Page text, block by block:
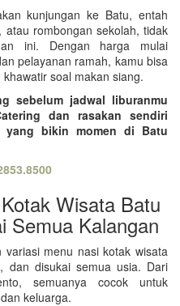
kunjungan ke Batu, entah
rombongan sekolah, tidak
ini. Dengan harga mulai
pelayanan ramah, kamu bisa
soal makan siang.
sebelum jadwal liburanmu
dan rasakan sendiri
yang bikin momen di Batu
Wisata Batu
Semua Kalangan
variasi menu nasi kotak wisata
dan disukai semua usia. Dari
semuanya cocok untuk
keluarga.